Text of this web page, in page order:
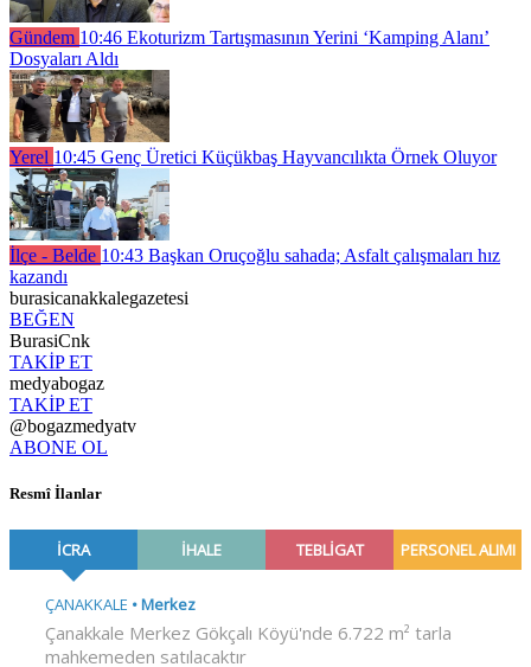
Gündem 10:46 Ekoturizm Tartışmasının Yerini ‘Kamping Alanı’
Dosyaları Aldı
Yerel 10:45 Genç Üretici Küçükbaş Hayvancılıkta Örnek Oluyor
İlçe - Belde 10:43 Başkan Oruçoğlu sahada; Asfalt çalışmaları hız
kazandı
burasicanakkalegazetesi
BEĞEN
BurasiCnk
TAKİP ET
medyabogaz
TAKİP ET
@bogazmedyatv
ABONE OL
Resmî İlanlar